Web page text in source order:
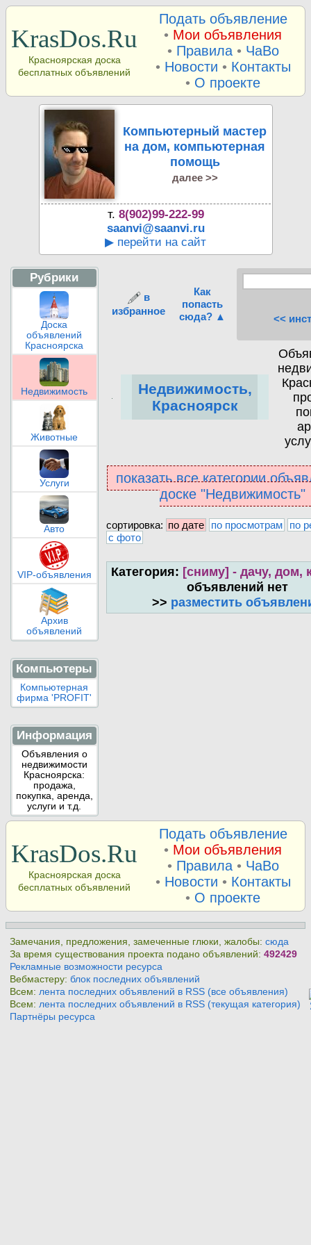
KrasDos.Ru
Красноярская доска
бесплатных объявлений
Подать объявление
• Мои объявления
• Правила• ЧаВо
• Новости • Контакты
• О проекте
Компьютерный мастер
на дом, компьютерная
помощь
далее >>
т. 8(902)99-222-99
saanvi@saanvi.ru
▶ перейти на сайт
Рубрики
Доска
объявлений
Красноярска
Недвижимость
Животные
Услуги
Авто
VIP-объявления
Архив
объявлений
Компьютеры
Компьютерная
фирма 'PROFIT'
Информация
Объявления о
недвижимости
Красноярска:
продажа,
покупка, аренда,
услуги и т.д.
в
избранное
Как
попасть
сюда? ▲
<<
Недвижимость,
Красноярск
показать все категории
доске "Недвижимость"
сортировка: по дате по просмотрам
по
с фото
Категория: [сниму] - дачу, дом,
объявлений нет
>> разместить
KrasDos.Ru
Красноярская доска
бесплатных объявлений
Подать объявление
• Мои объявления
• Правила• ЧаВо
• Новости • Контакты
• О проекте
Замечания, предложения, замеченные глюки, жалобы:сюда
За время существования проекта подано объявлений:492429
Рекламные возможности ресурса
Вебмастеру:блок последних объявлений
Всем: лента последних объявлений в RSS (все объявления)
Всем: лента последних объявлений в RSS (текущая категория)
Партнёры ресурса